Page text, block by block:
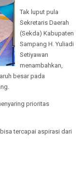
Tak luput pula
Sekretaris Daerah
(Sekda) Kabupaten
Sampang H. Yuliadi
Setiyawan
menambahkan,
besar pada
prioritas
tercapai aspirasi dari